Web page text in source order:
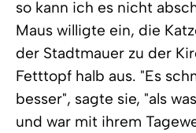
so kann ich es nicht
Maus willigte ein, die
der Stadtmauer zu der
Fetttopf halb aus. "Es
besser", sagte sie, "als
und war mit ihrem